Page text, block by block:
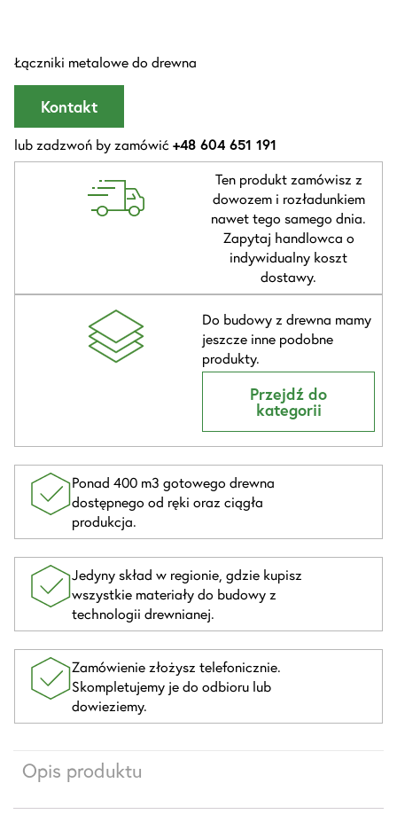
Łączniki metalowe do drewna
Kontakt
lub zadzwoń by zamówić+48 604 651 191
Ten produkt zamówisz z
dowozem i rozładunkiem
nawet tego samego dnia.
Zapytaj handlowca o
indywidualny koszt
dostawy.
Do budowy z drewna mamy
jeszcze inne podobne
produkty.
Przejdź do
kategorii
Ponad 400 m3 gotowego drewna
dostępnego od ręki oraz ciągła
produkcja.
Jedyny skład w regionie, gdzie kupisz
wszystkie materiały do budowy z
technologii drewnianej.
Zamówienie złożysz telefonicznie.
Skompletujemy je do odbioru lub
dowieziemy.
Opis produktu